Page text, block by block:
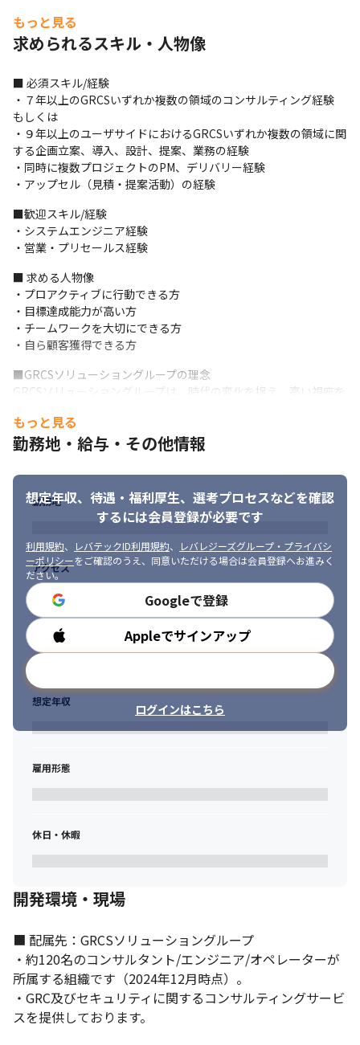
携わります
・直請け案件は7割以上（2023年12月時点）、創業当初からお付
・案件を獲得するマネージャーと面談を実施し、志向や希望に合
わせ配属先を決定します
・参画期間は1年が平均ですが、2～3年を超える場合は適宜ローテ
ーションを提案しています
・就業場所は顧客先が3割、自社内が7割です（2023年12月時点）
＜研修に関して＞
・リーダーがメンター/フォロワーを担当し、OJTを実施します
＜プロジェクト例＞
・サイバーセキュリティアーキテクチャ設計、ロードマップ策定
支援
・サイバーセキュリティリスクの中期計画策定支援
・セキュリティ体制のリスクアセスメント、ポリシー策定/見直し
・クラウドセキュリティ対策支援
・SOC/CSIRT体制構築支援
・コンプライアンス体制構築、および運用支援
・内部統制組織整備支援、ガバナンス体制構築支援
・内部監査/モニタリング体制構築にかかわる支援
・リスクマネジメント体制構築、リスク評価等のコンサルティン
・GDPR対応支援
■ この仕事の面白み、魅力
めており、裁量を持って業務を進めることが可能です
・コンサルティングサービスからプロダクトまで、多岐にわたる
サービスの中からニーズに合わせた最適なソリューションを提案
・最新のセキュリティ製品に触れ、日本初のソリューション導入
にも関わることができます
・セキュリティに加え最新のGRC（ガバナンス、リスク、コンプ
ライアンス）の知見を得ることができます
・CISOや経営層に直接提案を行うこともあり、大きなステージで
最先端のリスクマネジメントに取り組むことができます
・組織の拡大期においてチーム作りから参画できます
・国内GRC市場はブルーオーシャンのため、今後無限大の可能性
を持つ市場でスキルを高めることができます
・新しい技術のキャッチアップが大変な反面、新しいことに積極
的に挑戦できるやりがいがあります
・金融業界における幅広い知識を習得できます
もっと見る
求められるスキル・人物像
■ 必須スキル/経験
・７年以上のGRCSいずれか複数の領域のコンサルティング経験
もしくは
・９年以上のユーザサイドにおけるGRCSいずれか複数の領域に関
する企画立案、導入、設計、提案、業務の経験
・同時に複数プロジェクトのPM、デリバリー経験
・アップセル（見積・提案活動）の経験
■歓迎スキル/経験
・システムエンジニア経験
・営業・プリセールス経験
■ 求める人物像
・プロアクティブに行動できる方
・目標達成能力が高い方
・チームワークを大切にできる方
・自ら顧客獲得できる方
■GRCSソリューショングループの理念
GRCSソリューショングループは、時代の変化を捉え、高い視座を
情報セキュリティ関連産業の最前線で挑戦と成長を続けること
で、
す。
■GRCSソリューショングループの行動指針＜H E A R T＞
GRCSをより魅力的な、働きやすい会社にするために下記それぞれ
の頭文字を取り、行動指針として掲げています。
フレキシブルに働きながらも、一人一人がプロフェッショナルと
して責任とプライドを持ち、成長を楽しみながらお客様のために
尽力しています。
H - Horizon (時代を読む) : 常に最新の知識とスキルを習得する
・私たちは、時代の変化に柔軟に対応し、 最新の情報やスキルの
習得を怠りません。
・個々の成長と組織全体の新たな価値創造に努め、 変化に強い体
制の構築を目指します。
E ‐ Envision (視座を高く ) : 組織全体のビジョンを意識して行動
する
を理解し、 その達成に向けた行動を心がけます。
・自身の業務が組織全体にどのように貢献するかを常に意識し、
広い視野を持って取り組みます。
A ‐ Aspire (挑戦する) : 新しいことに積極的に挑戦する
満足せず、 新たな課題に挑戦し続けます。
チャレンジすることで成長の機会を得て、
献します。
R ‐ Respect (共に成長する): 相互に支え合いながら成長する
・チームやパートナーと密にコミュニケーションを取り、協力し
て課題に取り組みます。
・相互に学び合い、支え合うことで、 個々が成長すると同時にチ
もっと見る
勤務地・給与・その他情報
想定年収、待遇・福利厚生、 選考プロセスなどを確認
するには会員登録が必要です
利用規約、 レバテックID利用規約、
レバレジーズグループ・プライバシ
ーポリシーをご確認のうえ、同意いただける場合は会員登録へお進みく
ださい。
Googleで登録
Appleでサインアップ
ログインはこちら
勤務地
アクセス
勤務時間
想定年収
雇用形態
休日・休暇
開発環境・現場
■ 配属先：GRCSソリューショングループ
・約120名のコンサルタント/エンジニア/オペレーターが
所属する組織です（2024年12月時点）。
・GRC及びセキュリティに関するコンサルティングサービ
スを提供しております。